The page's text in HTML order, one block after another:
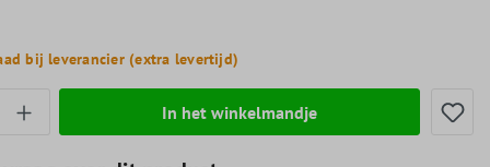
bij leverancier (extra levertijd)
Voer de gewenste
In het winkelmandje